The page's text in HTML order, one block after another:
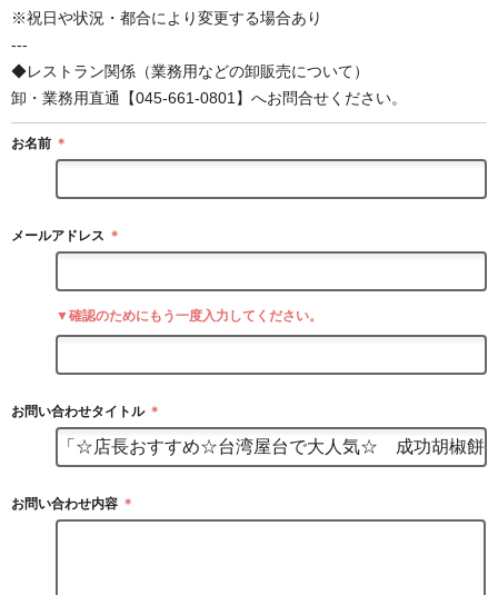
※祝日や状況・都合により変更する場合あり
---
◆レストラン関係（業務用などの卸販売について）
卸・業務用直通【045-661-0801】へお問合せください。
お名前 ＊
メールアドレス ＊
▼確認のためにもう一度入力してください。
お問い合わせタイトル ＊
お問い合わせ内容 ＊